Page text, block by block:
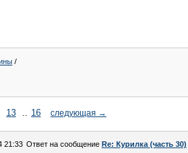
/
13 .. 16 следующая →
21:33 Ответ на сообщение Re: Курилка (часть 30)